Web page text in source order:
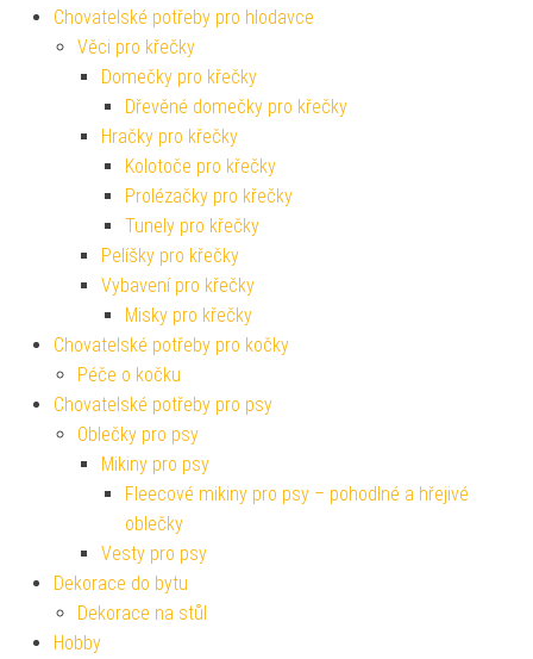
Chovatelské potřeby pro hlodavce
Věci pro křečky
Domečky pro křečky
Dřevěné domečky pro křečky
Hračky pro křečky
Kolotoče pro křečky
Prolézačky pro křečky
Tunely pro křečky
Pelíšky pro křečky
Vybavení pro křečky
Misky pro křečky
Chovatelské potřeby pro kočky
Péče o kočku
Chovatelské potřeby pro psy
Oblečky pro psy
Mikiny pro psy
Fleecové mikiny pro psy – pohodlné a hřejivé
oblečky
Vesty pro psy
Dekorace do bytu
Dekorace na stůl
Hobby